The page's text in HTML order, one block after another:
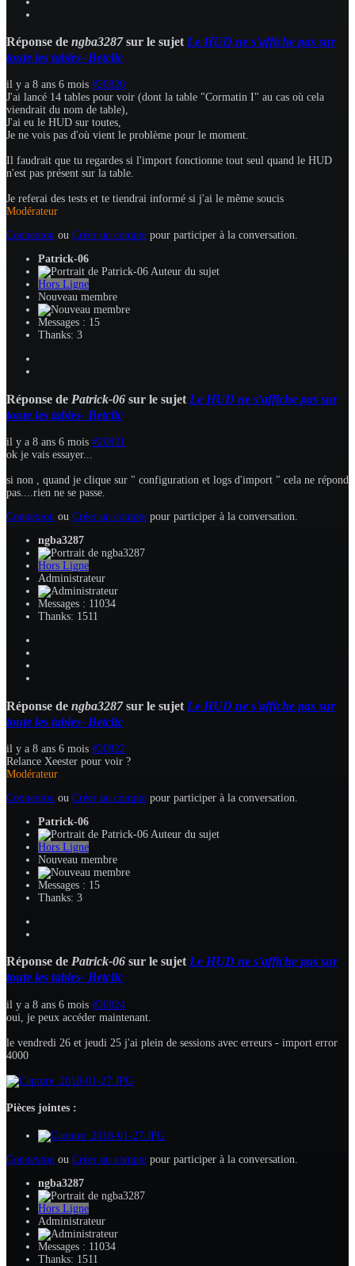
Réponse de ngba3287sur le sujetLe HUD ne s'affiche pas sur
toute les tables- Betclic
il y a 8 ans 6 mois #20820
J'ai lancé 14 tables pour voir (dont la table "Cormatin I" au cas où cela
viendrait du nom de table),
J'ai eu le HUD sur toutes,
Je ne vois pas d'où vient le problème pour le moment.
Il faudrait que tu regardes si l'import fonctionne tout seul quand le HUD
n'est pas présent sur la table.
Je referai des tests et te tiendrai informé si j'ai le même soucis
Modérateur
Connexion ou Créer un compte pour participer à la conversation.
Patrick-06
Auteur du sujet
Hors Ligne
Nouveau membre
Messages : 15
Thanks: 3
Réponse de Patrick-06 sur le sujetLe HUD ne s'affiche pas sur
toute les tables- Betclic
il y a 8 ans 6 mois #20821
ok je vais essayer...
si non , quand je clique sur " configuration et logs d'import " cela ne répond
pas....rien ne se passe.
Connexion ou Créer un compte pour participer à la conversation.
ngba3287
Hors Ligne
Administrateur
Messages : 11034
Thanks: 1511
Réponse de ngba3287sur le sujet Le HUD ne s'affiche pas sur
toute les tables- Betclic
il y a 8 ans 6 mois #20822
Relance Xeester pour voir ?
Modérateur
Connexion ou Créer un compte pour participer à la conversation.
Patrick-06
Auteur du sujet
Hors Ligne
Nouveau membre
Messages : 15
Thanks: 3
Réponse de Patrick-06 sur le sujetLe HUD ne s'affiche pas sur
toute les tables- Betclic
il y a 8 ans 6 mois #20824
oui, je peux accéder maintenant.
le vendredi 26 et jeudi 25 j'ai plein de sessions avec erreurs - import error
4000
Pièces jointes :
Connexion ou Créer un compte pour participer à la conversation.
ngba3287
Hors Ligne
Administrateur
Messages : 11034
Thanks: 1511